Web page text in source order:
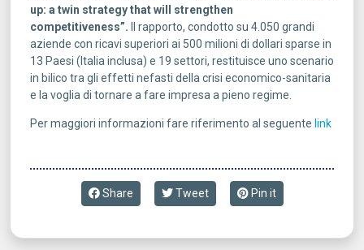
up: a twin strategy that will strengthen
competitiveness”.
Il rapporto, condotto su 4.050 grandi
aziende con ricavi superiori ai 500 milioni di dollari sparse in
13 Paesi (Italia inclusa) e 19 settori, restituisce uno scenario
in bilico tra gli effetti nefasti della crisi economico-sanitaria
e la voglia di tornare a fare impresa a pieno regime.
Per maggiori informazioni fare riferimento al seguente link
Share Tweet Pin it